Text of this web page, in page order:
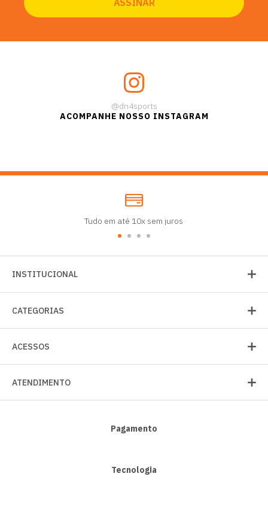
@dn4sports
ACOMPANHE NOSSO INSTAGRAM
Tudo em até 10x sem juros
INSTITUCIONAL
CATEGORIAS
ACESSOS
ATENDIMENTO
Pagamento
Tecnologia